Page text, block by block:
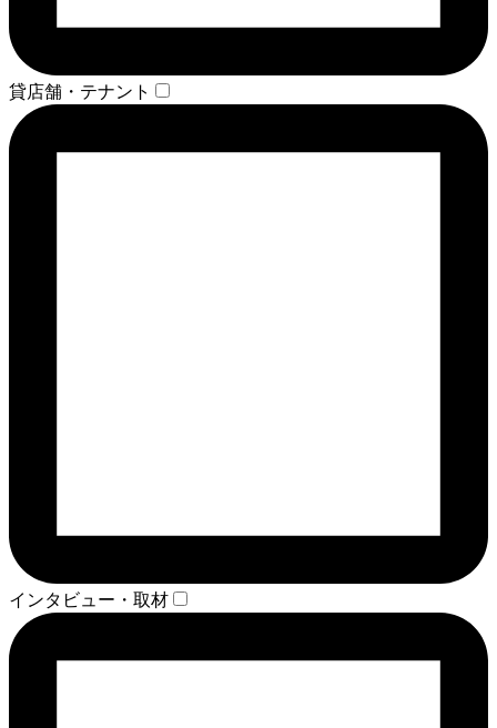
貸店舗・テナント
インタビュー・取材